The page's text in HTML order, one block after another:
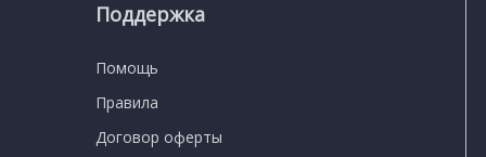
Поддержка
Помощь
Правила
Договор оферты